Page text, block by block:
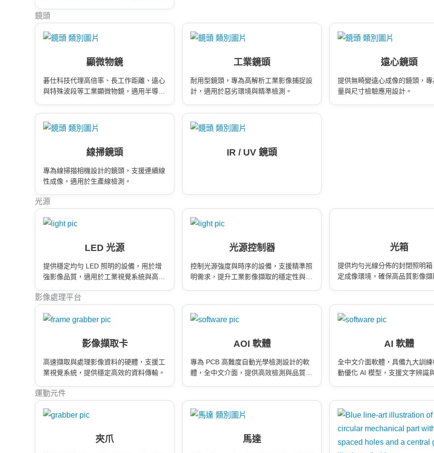
鏡頭
顯微物鏡
碁仕科技代理高倍率、長工作距離、遠心
與特殊波段等工業顯微物鏡，適用半導
到合適倍率、工作距離、感測器匹配與應
用場景之物鏡。
工業鏡頭
耐用型鏡頭，專為高解析工業影像捕捉設
計，適用於惡劣環境與精準檢測。
遠心鏡頭
提供無畸變遠心成像的鏡頭，專
量與尺寸檢驗應用設計。
線掃鏡頭
專為線掃描相機設計的鏡頭，支援連續線
性成像，適用於生產線檢測。
IR / UV 鏡頭
光源
LED 光源
提供穩定均勻 LED 照明的設備，用於增
強影像品質，適用於工業視覺系統與高精
光源控制器
控制光源強度與時序的設備，支援精準照
明需求，提升工業影像擷取的穩定性與效
光箱
提供均勻光線分佈的封閉照明
定成像環境，確保高品質影像擷
影像處理平台
影像擷取卡
高速擷取與處理影像資料的硬體，支援工
業視覺系統，提供穩定高效的資料傳輸。
AOI 軟體
專為 PCB 高難度自動光學檢測設計的軟
體，全中文介面，提供高效檢測與品質控
AI 軟體
全中文介面軟體，具備九大訓練
動優化 AI 模型，支援文字辨識
運動元件
夾爪 馬達